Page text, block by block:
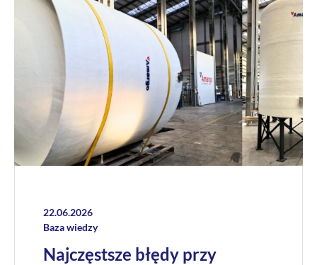
22.06.2026
Baza wiedzy
Najczęstsze błędy przy